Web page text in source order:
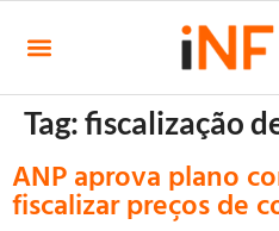
Tag:fiscalização
ANP aprova plano
fiscalizar preços de